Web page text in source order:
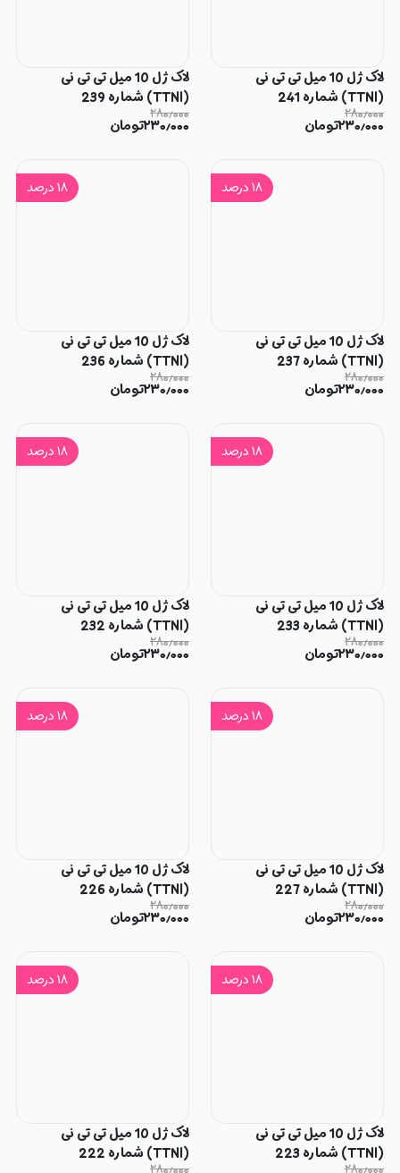
لاک ژل 10 میل تی تی نی
(TTNI) شماره 241
۲۸۰٫۰۰۰
۲۳۰٫۰۰۰تومان
لاک ژل 10 میل تی تی نی
(TTNI) شماره 239
۲۸۰٫۰۰۰
۲۳۰٫۰۰۰تومان
۱۸درصد
لاک ژل 10 میل تی تی نی
(TTNI) شماره 237
۲۸۰٫۰۰۰
۲۳۰٫۰۰۰تومان
۱۸درصد
لاک ژل 10 میل تی تی نی
(TTNI) شماره 236
۲۸۰٫۰۰۰
۲۳۰٫۰۰۰تومان
۱۸درصد
لاک ژل 10 میل تی تی نی
(TTNI) شماره 233
۲۸۰٫۰۰۰
۲۳۰٫۰۰۰تومان
۱۸درصد
لاک ژل 10 میل تی تی نی
(TTNI) شماره 232
۲۸۰٫۰۰۰
۲۳۰٫۰۰۰تومان
۱۸درصد
لاک ژل 10 میل تی تی نی
(TTNI) شماره 227
۲۸۰٫۰۰۰
۲۳۰٫۰۰۰تومان
۱۸درصد
لاک ژل 10 میل تی تی نی
(TTNI) شماره 226
۲۸۰٫۰۰۰
۲۳۰٫۰۰۰تومان
۱۸درصد
لاک ژل 10 میل تی تی نی
(TTNI) شماره 223
۱۸درصد
لاک ژل 10 میل تی تی نی
(TTNI) شماره 222